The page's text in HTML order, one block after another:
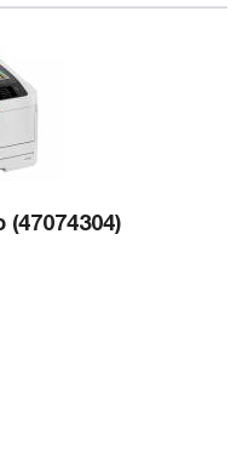
(47074304)